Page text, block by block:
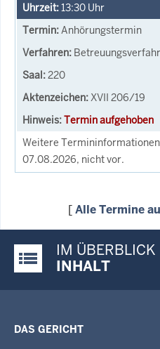
13:30 Uhr
Anhörungstermin
220
XVII 206/19
Termin aufgehoben
Weitere
07.08.2026, nicht vor.
[Alle Termine
Justiz-Portal im
IM ÜBERBLICK
INHALT
DAS GERICHT